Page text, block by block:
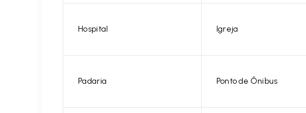
Hospital Igreja
Padaria Ponto de Ônibus